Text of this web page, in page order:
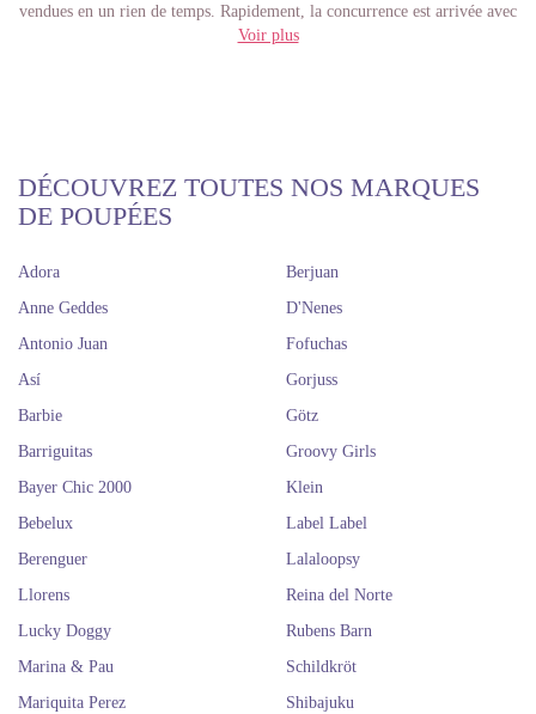
vendues en un rien de temps. Rapidement, la concurrence est arrivée avec
ses propres lingettes, ses nounours et ses couches labellisées, si bien que
tendance, choix de matériaux respectueux de l'environnement, durabilité
? Avec cette "mentalité", Label-Label renaît fin 2019 et apporte une
collection durable de jouets en bois. Ils continuent à travailler chaque
Voir plus
DÉCOUVREZ TOUTES NOS MARQUES
DE POUPÉES
Adora
Anne Geddes
Antonio Juan
Así
Barbie
Barriguitas
Bayer Chic 2000
Bebelux
Berenguer
Berjuan
D'Nenes
Fofuchas
Gorjuss
Götz
Groovy Girls
Klein
Label Label
Lalaloopsy
Llorens
Lucky Doggy
Marina & Pau
Mariquita Perez
Reina del Norte
Rubens Barn
Schildkröt
Shibajuku